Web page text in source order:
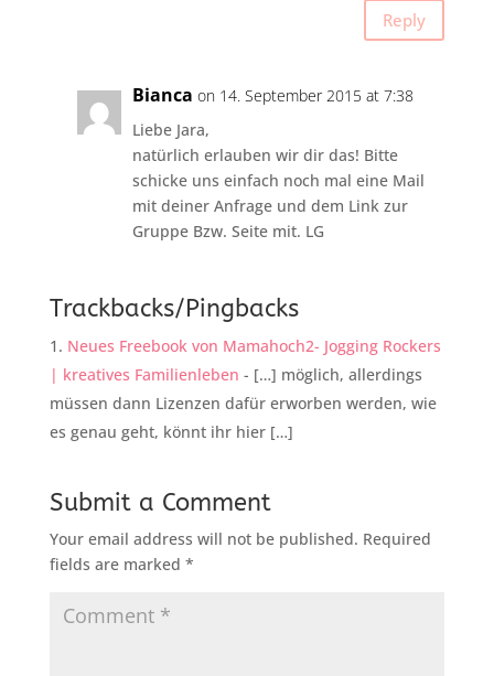
Reply
Bianca on 14. September 2015 at 7:38
Liebe Jara,
natürlich erlauben wir dir das! Bitte
schicke uns einfach noch mal eine Mail
mit deiner Anfrage und dem Link zur
Gruppe Bzw. Seite mit. LG
Trackbacks/Pingbacks
Neues Freebook von Mamahoch2- Jogging Rockers
| kreatives Familienleben - […] möglich, allerdings
müssen dann Lizenzen dafür erworben werden, wie
es genau geht, könnt ihr hier […]
Submit a Comment
Your email address will not be published. Required
fields are marked *